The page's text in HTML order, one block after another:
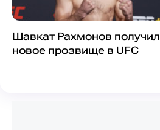
Шавкат Рахмонов получил
новое прозвище в UFC